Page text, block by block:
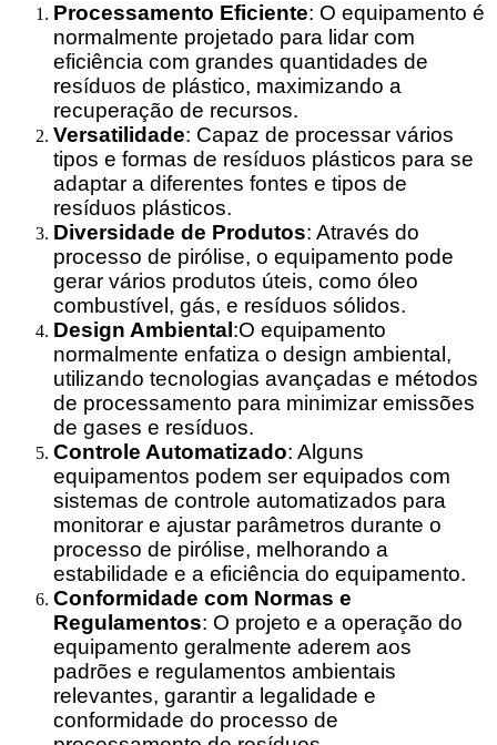
Processamento Eficiente: O equipamento é
normalmente projetado para lidar com
eficiência com grandes quantidades de
resíduos de plástico, maximizando a
recuperação de recursos.
Versatilidade: Capaz de processar vários
tipos e formas de resíduos plásticos para se
adaptar a diferentes fontes e tipos de
resíduos plásticos.
Diversidade de Produtos: Através do
processo de pirólise, o equipamento pode
gerar vários produtos úteis, como óleo
combustível, gás, e resíduos sólidos.
Design Ambiental :O equipamento
normalmente enfatiza o design ambiental,
utilizando tecnologias avançadas e métodos
de processamento para minimizar emissões
de gases e resíduos.
Controle Automatizado: Alguns
equipamentos podem ser equipados com
sistemas de controle automatizados para
monitorar e ajustar parâmetros durante o
processo de pirólise, melhorando a
estabilidade e a eficiência do equipamento.
Conformidade com Normas e
Regulamentos: O projeto e a operação do
equipamento geralmente aderem aos
padrões e regulamentos ambientais
relevantes, garantir a legalidade e
conformidade do processo de